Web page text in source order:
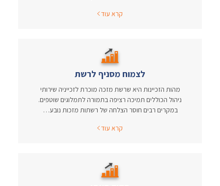
קרא עוד
לצמוח מסניף לרשת
מהות הזכיינות היא שרשת מזכה מוכרת לזכייניה שירותי
ניהול הכוללים תמיכה רציפה בתמורה לתמלוגים שוטפים.
במקרים רבים חוסר הצלחה של רשתות מזכות נובע…
קרא עוד